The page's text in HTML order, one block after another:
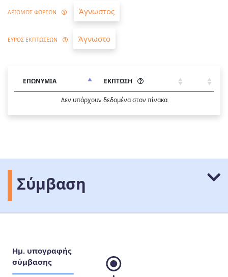
ΑΡΙΘΜΟΣ ΦΟΡΕΩΝ Άγνωστος
ΕΥΡΟΣ ΕΚΠΤΩΣΕΩΝ Άγνωστο
ΕΠΩΝΥΜΙΑ ΕΚΠΤΩΣΗ
Δεν υπάρχουν δεδομένα στον πίνακα
Σύμβαση
Ημ. υπογραφής
σύμβασης